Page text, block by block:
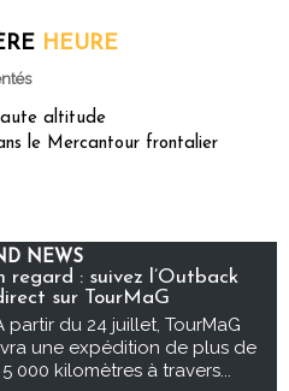
HEURE
altitude
le Mercantour frontalier
NEWS
regard : suivez l’Outback
sur TourMaG
partir du 24 juillet, TourMaG
une expédition de plus de
5 000 kilomètres à travers...